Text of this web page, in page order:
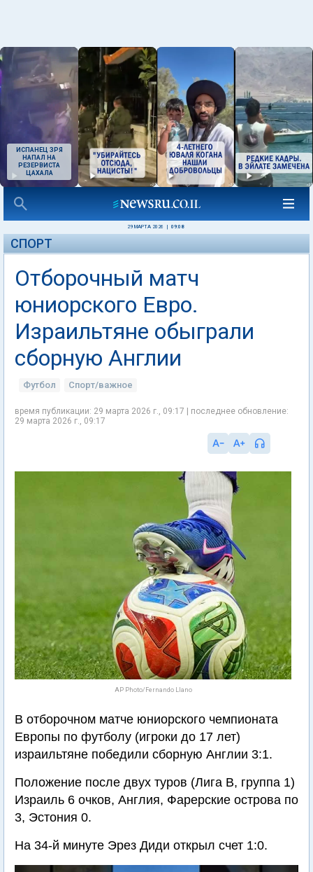
ИСПАНЕЦ ЗРЯ
НАПАЛ НА
РЕЗЕРВИСТА
ЦАХАЛА
29 МАРТА 2026 09:08
СПОРТ
Отборочный матч
юниорского Евро.
Израильтяне обыграли
сборную Англии
Футбол Спорт/важное
время публикации: 29 марта 2026 г., 09:17 | последнее обновление:
29 марта 2026 г., 09:17
AP Photo/Fernando Llano
В отборочном матче юниорского чемпионата
Европы по футболу (игроки до 17 лет)
израильтяне победили сборную Англии 3:1.
Положение после двух туров (Лига В, группа 1)
Израиль 6 очков, Англия, Фарерские острова по
3, Эстония 0.
На 34-й минуте Эрез Диди открыл счет 1:0.